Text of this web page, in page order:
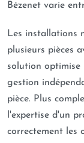
Bézenet varie
Les installations
plusieurs pièces
solution optimise
gestion
pièce. Plus
l'expertise d'un
correctement les